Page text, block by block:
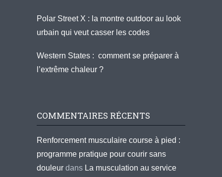
Polar Street X : la montre outdoor au look
urbain qui veut casser les codes
Western States : comment se préparer à
l’extrême chaleur ?
COMMENTAIRES RÉCENTS
Renforcement musculaire course à pied :
programme pratique pour courir sans
douleur dans La musculation au service